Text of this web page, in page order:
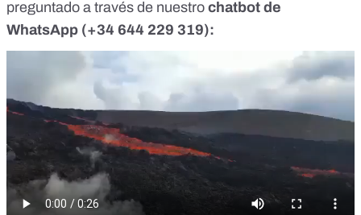
preguntado a través de nuestro chatbot de
WhatsApp (+34 644 229 319):